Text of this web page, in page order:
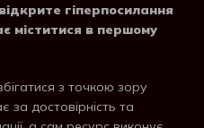
відкрите гіперпосилання
міститися в першому
з точкою зору
за достовірність та